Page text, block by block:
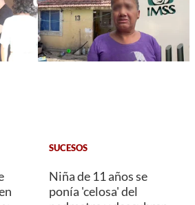
SUCESOS
Niña de 11 años se
ponía 'celosa' del